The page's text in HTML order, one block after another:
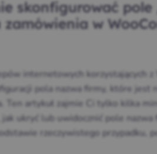
skonfigurować pole
w
internetowych korzystających
pola nazwa firmy, które jest
Ten artykuł zajmie Ci tylko kilka
jak ukryć lub uwidocznić pole
rzeczywistego przypadku,